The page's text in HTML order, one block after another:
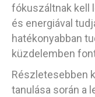
fókuszáltnak kell
és energiával
hatékonyabban
küzdelemben
Részletesebben
tanulása során a